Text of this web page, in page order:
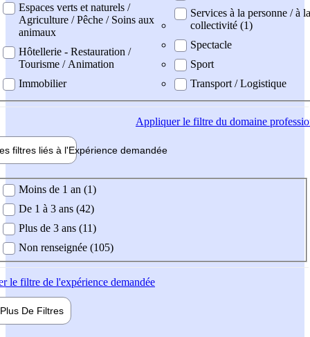
Espaces verts et naturels /
Agriculture / Pêche / Soins aux
animaux
Hôtellerie - Restauration /
Tourisme / Animation
Immobilier
Services à la personne / à la
collectivité (1)
Spectacle
Sport
Transport / Logistique
Appliquerle filtre du domaine
filtres liés à l'Expérience demandée
demandée
Moins de 1 an (1)
De 1 à 3 ans (42)
Plus de 3 ans (11)
Non renseignée (105)
le filtre de l'expérience demandée
Plus De Filtres